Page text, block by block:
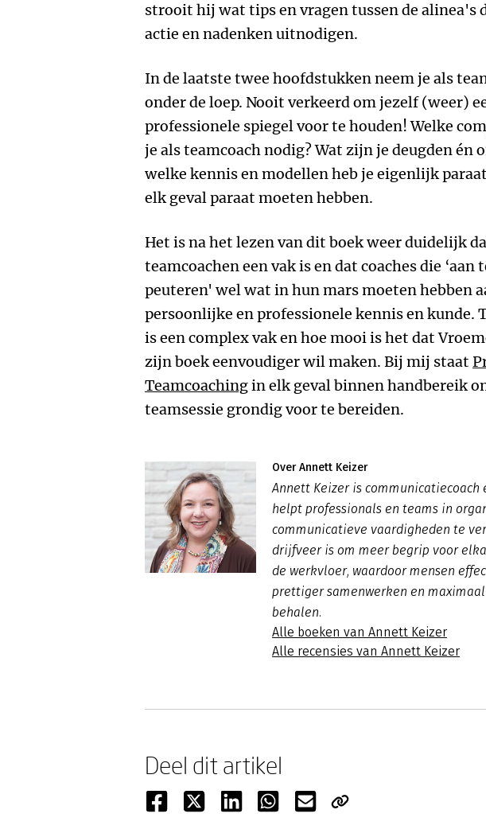
strooit hij wat tips en vragen tussen de alinea's
actie en nadenken uitnodigen.
In de laatste twee hoofdstukken neem je als
onder de loep. Nooit verkeerd om jezelf (weer)
professionele spiegel voor te houden! Welke
je als teamcoach nodig? Wat zijn je deugden én
welke kennis en modellen heb je eigenlijk
elk geval paraat moeten hebben.
Het is na het lezen van dit boek weer duidelijk
teamcoachen een vak is en dat coaches die
peuteren' wel wat in hun mars moeten hebben
persoonlijke en professionele kennis en kunde.
is een complex vak en hoe mooi is het dat
zijn boek eenvoudiger wil maken. Bij mij staat
Teamcoachingin elk geval binnen handbereik
teamsessie grondig voor te bereiden.
Over Annett Keizer
Annett Keizer is communicatiecoach
helpt professionals en teams in
communicatieve vaardigheden te
drijfveer is om meer begrip voor
de werkvloer, waardoor mensen
prettiger samenwerken en
behalen.
Alle boeken van Annett Keizer
Alle recensies van Annett Keizer
Deel dit artikel